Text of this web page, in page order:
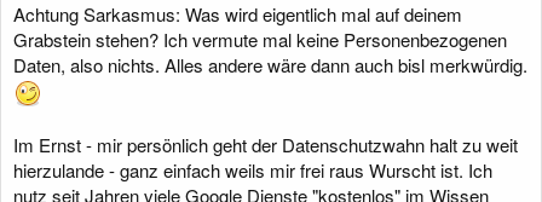
Achtung Sarkasmus: Was wird eigentlich mal auf deinem
Grabstein stehen? Ich vermute mal keine Personenbezogenen
Daten, also nichts. Alles andere wäre dann auch bisl merkwürdig.
Im Ernst - mir persönlich geht der Datenschutzwahn halt zu weit
hierzulande - ganz einfach weils mir frei raus Wurscht ist. Ich
nutz seit Jahren viele Google Dienste "kostenlos" im Wissen